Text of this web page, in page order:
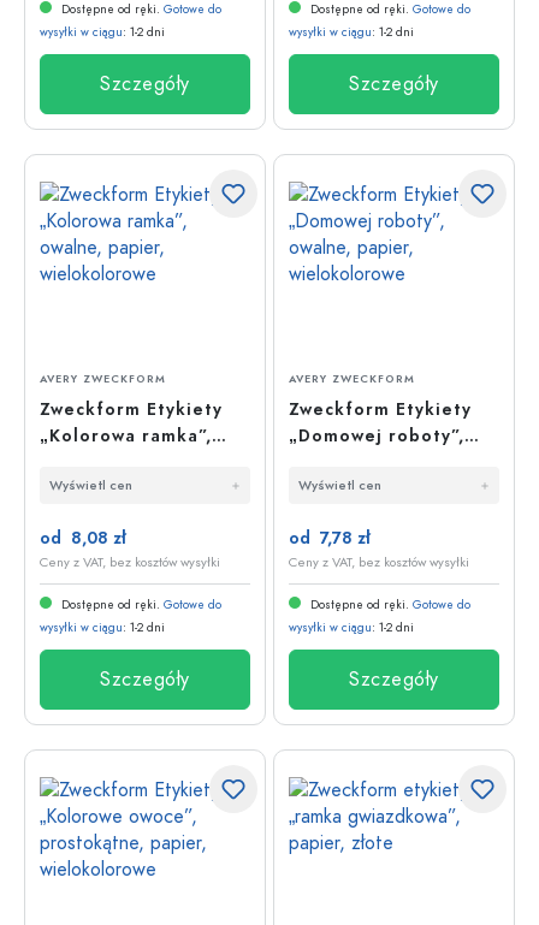
Dostępne od ręki. Gotowe do
wysyłki w ciągu: 1-2 dni
Szczegóły
Dostępne od ręki. Gotowe do
wysyłki w ciągu: 1-2 dni
Szczegóły
AVERY ZWECKFORM
Zweckform Etykiety
„Kolorowa ramka”,
wielokolorowe
Wyświetl cen
od 8,08 zł
Ceny z VAT, bez kosztów wysyłki
Dostępne od ręki. Gotowe do
wysyłki w ciągu: 1-2 dni
Szczegóły
AVERY ZWECKFORM
Zweckform Etykiety
„Domowej roboty”,
wielokolorowe
Wyświetl cen
od 7,78 zł
Ceny z VAT, bez kosztów wysyłki
Dostępne od ręki. Gotowe do
wysyłki w ciągu: 1-2 dni
Szczegóły